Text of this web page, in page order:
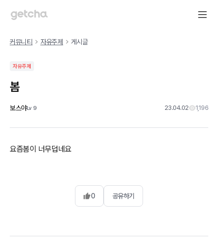
커뮤니티 자유주제 게시글
자유주제
봄
보스야Lv 9 23.04.02 1,196
요즘봄이 너무덥네요
0 공유하기